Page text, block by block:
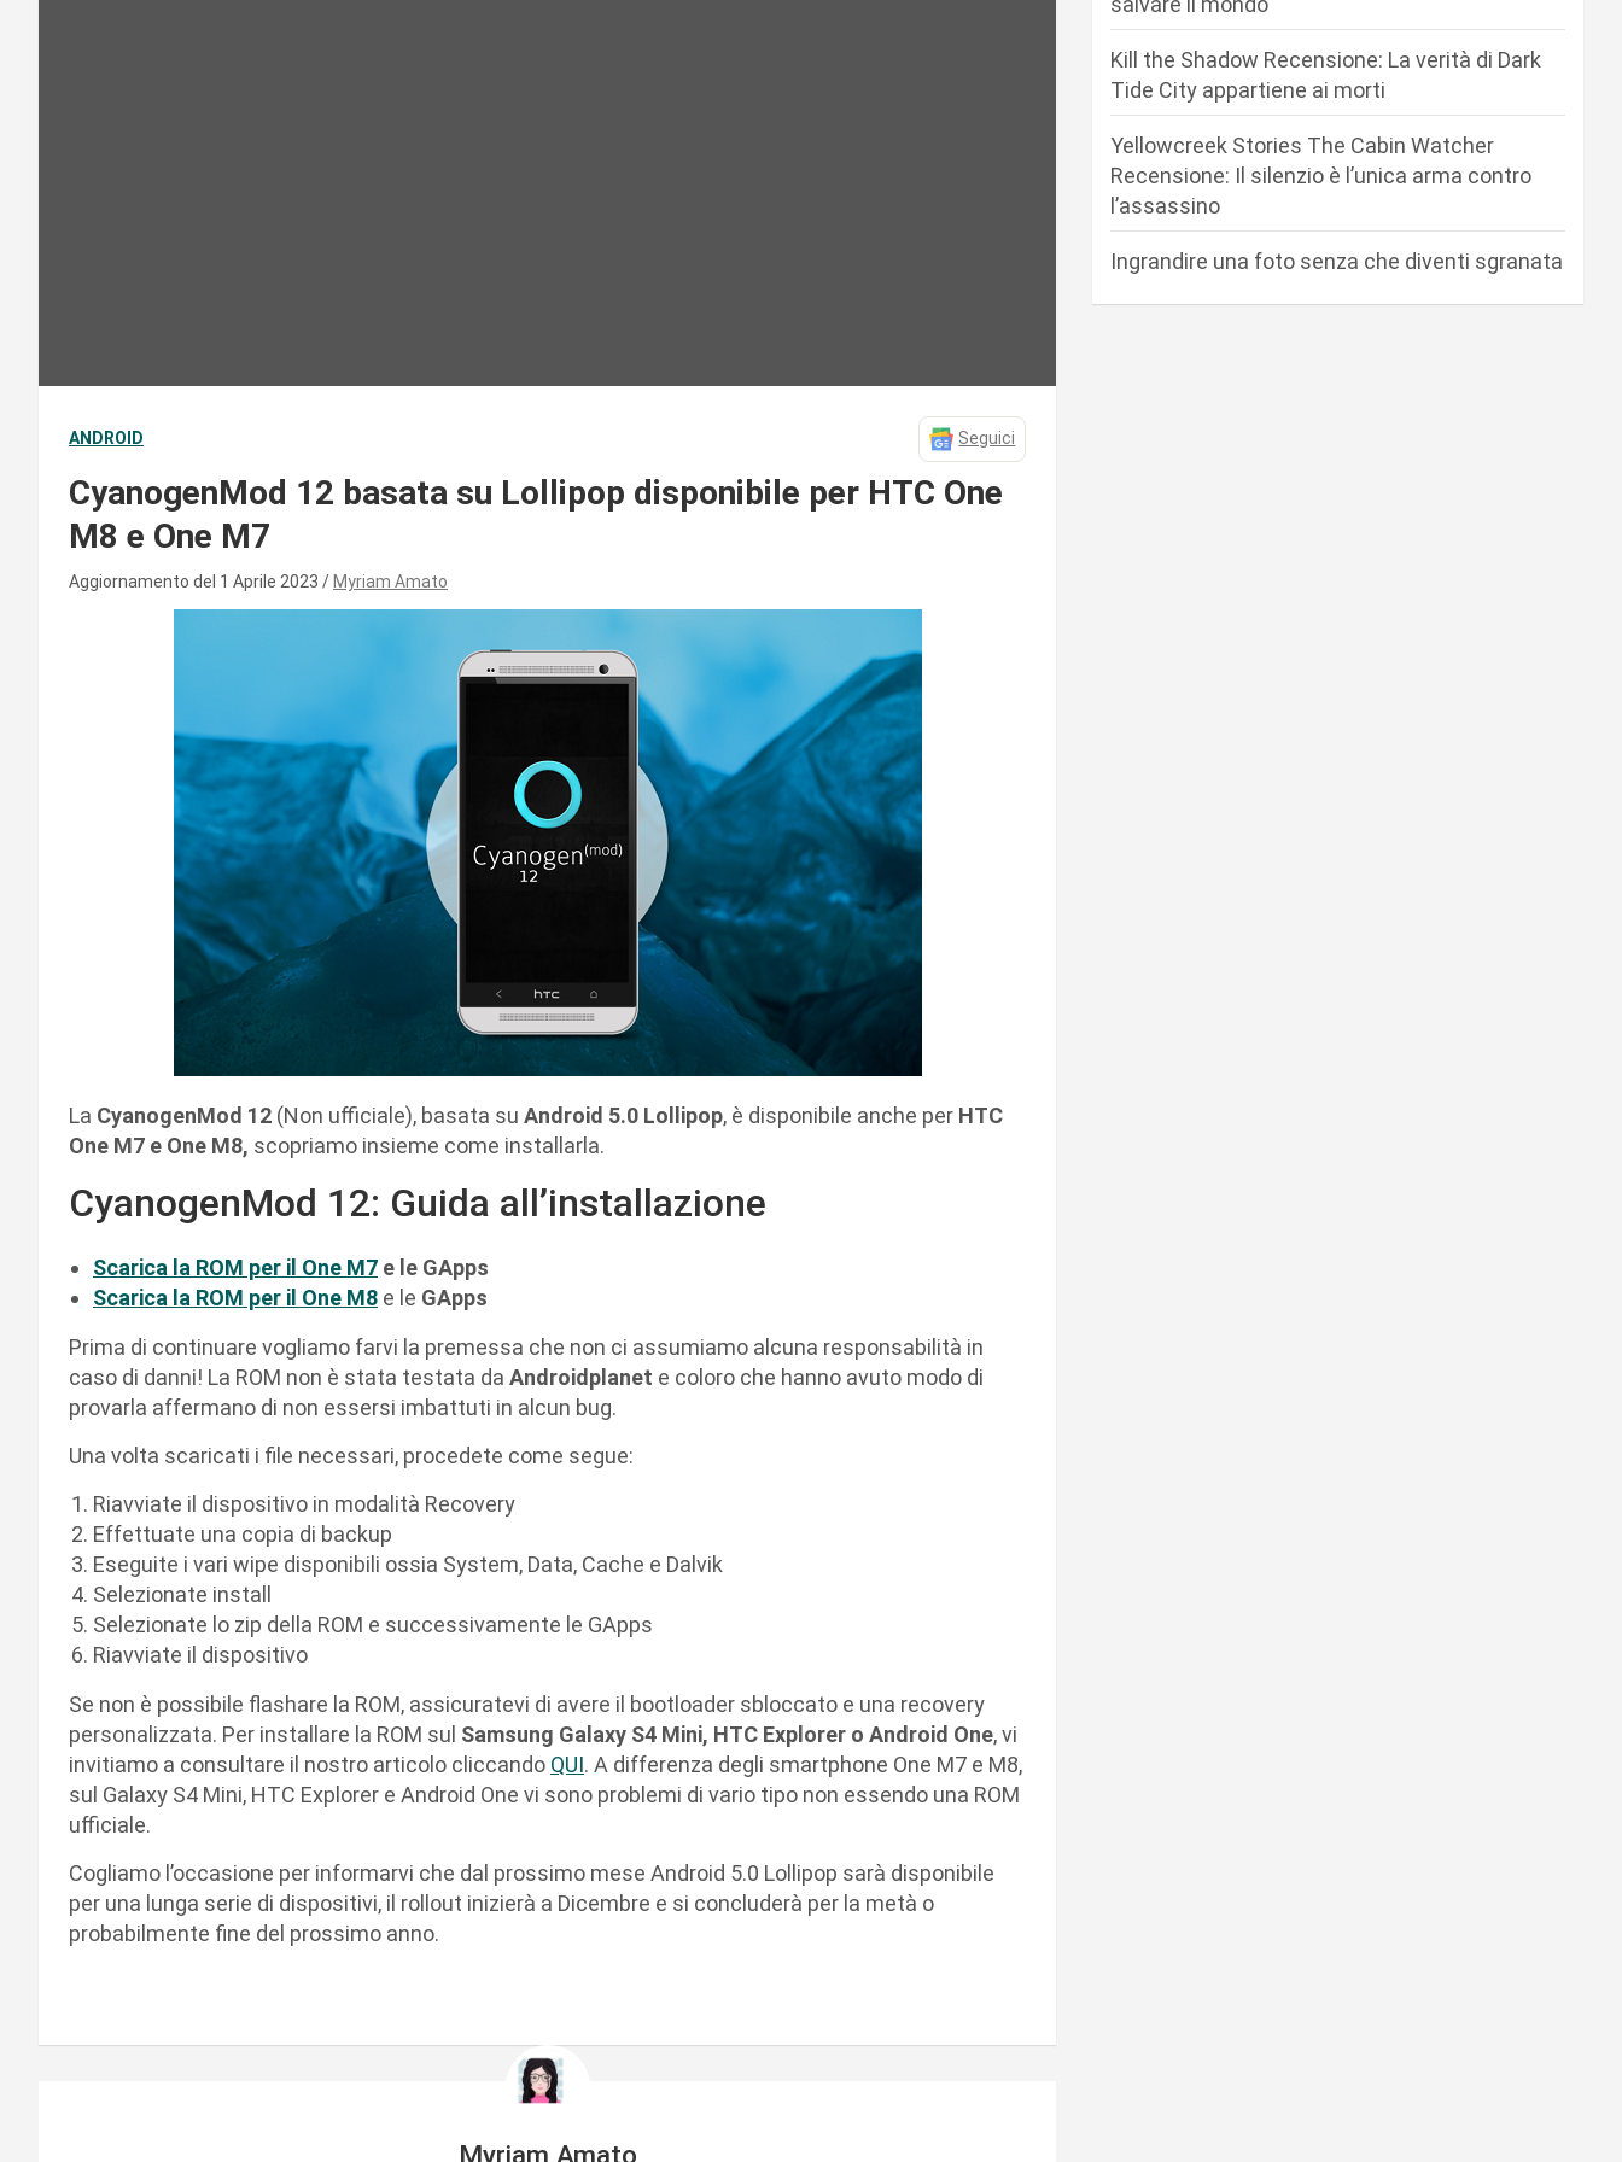
ANDROID Seguici
CyanogenMod 12 basata su Lollipop disponibile per HTC One
M8 e One M7
Aggiornamento del 1 Aprile 2023 Myriam Amato
La CyanogenMod 12 (Non ufficiale), basata su Android 5.0 Lollipop, è disponibile anche per HTC
One M7 e One M8, scopriamo insieme come installarla.
CyanogenMod 12: Guida all’installazione
Scarica la ROM per il One M7 e le GApps
Scarica la ROM per il One M8 e le GApps
Prima di continuare vogliamo farvi la premessa che non ci assumiamo alcuna responsabilità in
caso di danni! La ROM non è stata testata da Androidplanet e coloro che hanno avuto modo di
provarla affermano di non essersi imbattuti in alcun bug.
Una volta scaricati i file necessari, procedete come segue:
Riavviate il dispositivo in modalità Recovery
Effettuate una copia di backup
Eseguite i vari wipe disponibili ossia System, Data, Cache e Dalvik
Selezionate install
Selezionate lo zip della ROM e successivamente le GApps
Riavviate il dispositivo
Se non è possibile flashare la ROM, assicuratevi di avere il bootloader sbloccato e una recovery
personalizzata. Per installare la ROM sul Samsung Galaxy S4 Mini, HTC Explorer o Android One, vi
invitiamo a consultare il nostro articolo cliccando QUI. A differenza degli smartphone One M7 e M8,
sul Galaxy S4 Mini, HTC Explorer e Android One vi sono problemi di vario tipo non essendo una ROM
ufficiale.
Cogliamo l’occasione per informarvi che dal prossimo mese Android 5.0 Lollipop sarà disponibile
per una lunga serie di dispositivi, il rollout inizierà a Dicembre e si concluderà per la metà o
probabilmente fine del prossimo anno.
Myriam Amato
Kill the Shadow Recensione: La verità di Dark
Tide City appartiene ai morti
Yellowcreek Stories The Cabin Watcher
Recensione: Il silenzio è l’unica arma contro
l’assassino
Ingrandire una foto senza che diventi sgranata